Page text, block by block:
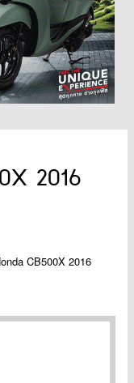
2016
CB500X 2016